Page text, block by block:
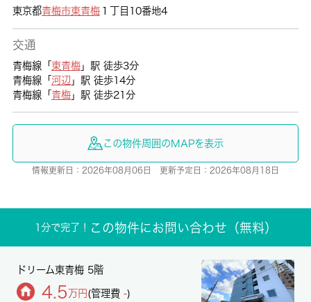
東京都青梅市東青梅１丁目10番地4
交通
青梅線「 東青梅」駅 徒歩3分
青梅線「 河辺 」駅 徒歩14分
青梅線「 青梅」駅 徒歩21分
この物件周囲のMAPを表示
情報更新日：2026年08月06日 更新予定日：2026年08月18日
1分で完了！ この物件にお問い合わせ（無料）
ドリーム東青梅 5階
4.5 万円 (管理費 -)